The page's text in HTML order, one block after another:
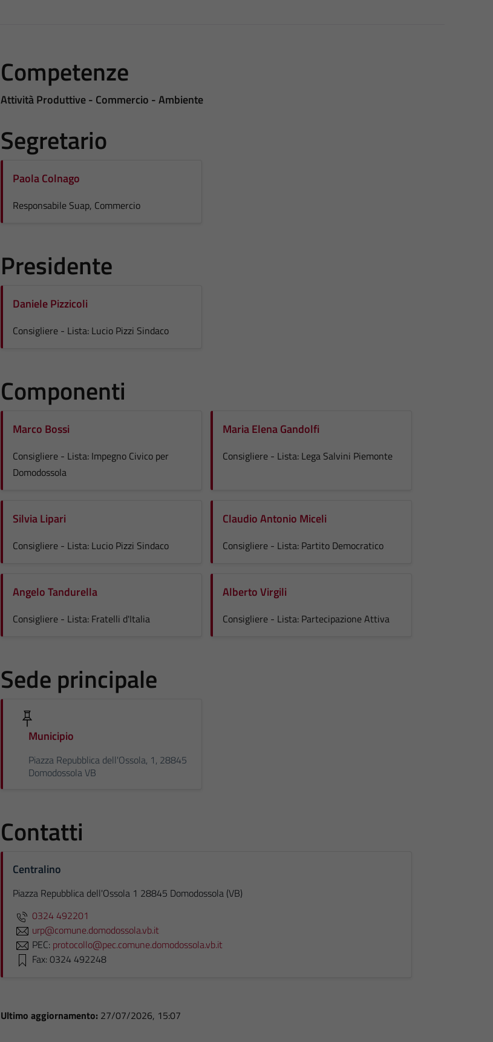
Competenze
Attività Produttive - Commercio - Ambiente
Segretario
Paola Colnago
Responsabile Suap, Commercio
Presidente
Daniele Pizzicoli
Consigliere - Lista: Lucio Pizzi Sindaco
Componenti
Marco Bossi
Consigliere - Lista: Impegno Civico per
Domodossola
Maria Elena Gandolfi
Consigliere - Lista: Lega Salvini Piemonte
Silvia Lipari
Consigliere - Lista: Lucio Pizzi Sindaco
Claudio Antonio Miceli
Consigliere - Lista: Partito Democratico
Angelo Tandurella
Consigliere - Lista: Fratelli d'Italia
Alberto Virgili
Consigliere - Lista: Partecipazione Attiva
Sede principale
Municipio
Piazza Repubblica dell'Ossola, 1, 28845
Domodossola VB
Contatti
Centralino
Piazza Repubblica dell'Ossola 1 28845 Domodossola (VB)
0324 492201
urp@comune.domodossola.vb.it
PEC: protocollo@pec.comune.domodossola.vb.it
Fax: 0324 492248
Ultimo aggiornamento: 27/07/2026, 15:07